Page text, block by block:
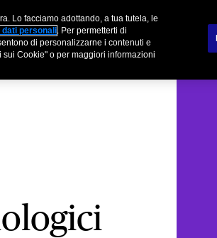
Lo facciamo adottando, a tua tutela, le
dati personali. Per permetterti di
di personalizzarne i contenuti e
Cookie" o per maggiori informazioni